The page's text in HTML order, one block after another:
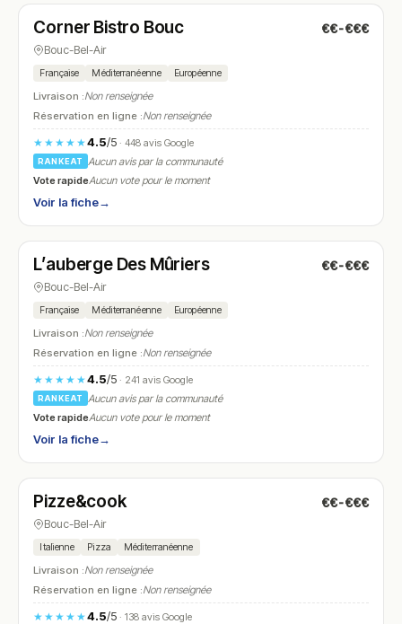
N° 25
Corner Bistro Bouc €€-€€€
Bouc-Bel-Air
Française Méditerranéenne Européenne
Livraison :Non renseignée
Réservation en ligne :Non renseignée
★★★★★4.5/5· 448 avis Google
RANKEAT
Aucun avis par la communauté
Vote rapideAucun vote pour le moment
Voir la fiche→
N° 26
L’auberge Des Mûriers €€-€€€
Bouc-Bel-Air
Française Méditerranéenne Européenne
Livraison :Non renseignée
Réservation en ligne :Non renseignée
★★★★★4.5/5· 241 avis Google
RANKEAT
Aucun avis par la communauté
Vote rapideAucun vote pour le moment
Voir la fiche→
N° 27
Pizze&cook €€-€€€
Bouc-Bel-Air
Italienne Pizza Méditerranéenne
Livraison :Non renseignée
Réservation en ligne :Non renseignée
★★★★★4.5/5· 138 avis Google